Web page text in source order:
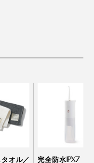
のお裾分けが待ってい
タオル／
完全防水IPX7・